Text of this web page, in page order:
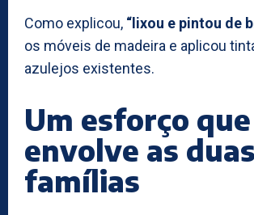
Como explicou, “lixou e pintou de
os móveis de madeira e aplicou
azulejos existentes.
Um esforço que
envolve as duas
famílias